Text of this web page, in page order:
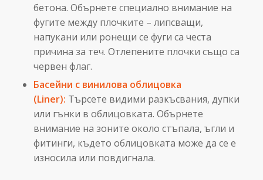
бетона. Обърнете специално внимание на
фугите между плочките – липсващи,
напукани или ронещи се фуги са честа
причина за теч. Отлепените плочки също са
червен флаг.
Басейни с винилова облицовка
(Liner): Търсете видими разкъсвания, дупки
или гънки в облицовката. Обърнете
внимание на зоните около стъпала, ъгли и
фитинги, където облицовката може да се е
износила или повдигнала.